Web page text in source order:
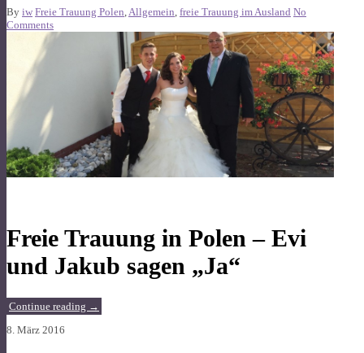
By iw Freie Trauung Polen,Allgemein, freie Trauung im Ausland No
Comments
Freie Trauung in Polen – Evi
und Jakub sagen „Ja“
Continue reading →
8. März 2016